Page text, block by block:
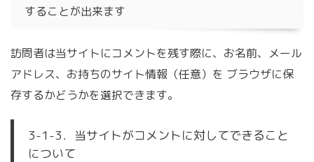
することが出来ます
訪問者は当サイトにコメントを残す際に、お名前、メール
アドレス、お持ちのサイト情報（任意）を ブラウザに保
存するかどうかを選択できます。
3-1-3．当サイトがコメントに対してできること
について